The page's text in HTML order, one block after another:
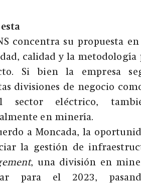
concentra su propuesta
calidad y la
Si bien la empresa
divisiones de negocio
sector eléctrico,
en minería.
a Moncada, la
la gestión de
, una división en
para el 2023,